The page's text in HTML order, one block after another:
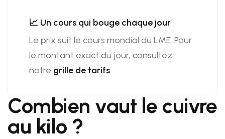
📈 Un cours qui bouge chaque jour
Le prix suit le cours mondial du LME. Pour
le montant exact du jour, consultez
notre grille de tarifs.
Combien vaut le cuivre
au kilo ?